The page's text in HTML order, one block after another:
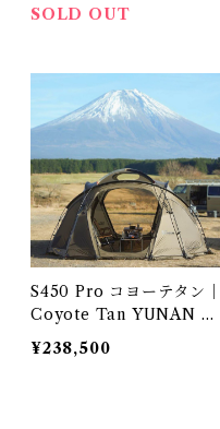
09
SOLD OUT
S450 Pro コヨーテタン｜
Coyote Tan YUNAN Po
le Fully Enclosed Zipp
ered Footprint 全周ファ
¥238,500